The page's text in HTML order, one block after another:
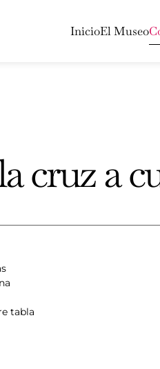
InicioEl Museo
cruz a
tabla